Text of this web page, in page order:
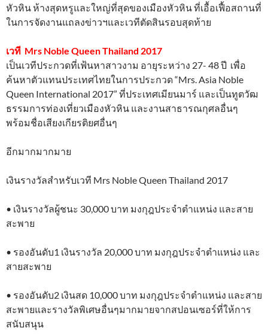
หัวหิน ห้างสุดหรูและใหญ่ที่สุดของเมืองหัวหิน ที่เอื้อเฟื้อสถานที่
ในการจัดงานแถลงข่าวฯและเวทีตัดสินรอบสุดท้าย
เวที Mrs Noble Queen Thailand 2017
เป็นเวทีประกวดที่เฟ้นหาสาวงาม อายุระหว่าง 27- 48 ปี เพื่อ
ค้นหาตัวแทนประเทศไทยในการประกวด “Mrs. Asia Noble
Queen International 2017” ที่ประเทศเมียนมาร์ และเป็นทูตวัฒ
ธรรมการท่องเที่ยวเมืองหัวหิน และงานสาธารณกุศลอื่นๆ
พร้อมชื่อเสียงเกียรติยศอื่นๆ
อีกมากมากมาย
เงินรางวัลสำหรับเวที Mrs Noble Queen Thailand 2017
• เงินรางวัลผู้ชนะ 30,000 บาท มงกุฎประจำตำแหน่ง และสาย
สะพาย
• รองอันดับ1 เงินรางวัล 20,000 บาท มงกุฎประจำตำแหน่ง และ
สายสะพาย
• รองอันดับ2 เงินสด 10,000 บาท มงกุฎประจำตำแหน่ง และสาย
สะพายและรางวัลพิเศษอื่นๆมากมายจากสปอนเซอร์ที่ให้การ
สนับสนุน